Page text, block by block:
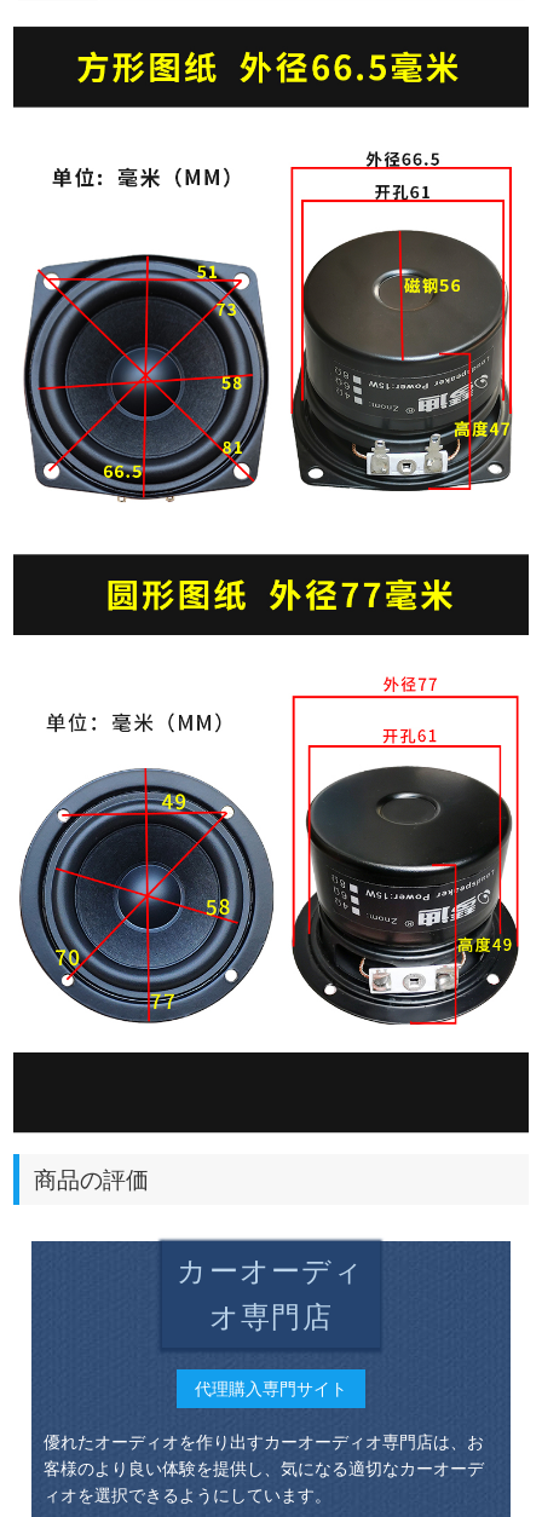
商品の評価
カーオーディ
オ専門店
代理購入専門サイト
優れたオーディオを作り出すカーオーディオ専門店は、お
客様のより良い体験を提供し、気になる適切なカーオーデ
ィオを選択できるようにしています。